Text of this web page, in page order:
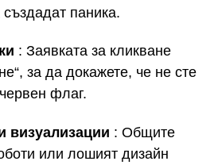
паника.
: Заявката за кликване
за да докажете, че не сте
флаг.
визуализации : Общите
или лошият дизайн